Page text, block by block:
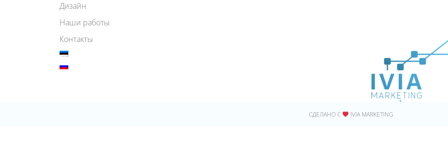
Дизайн
Наши работы
Контакты
СДЕЛАНО С IVIA MARKETING